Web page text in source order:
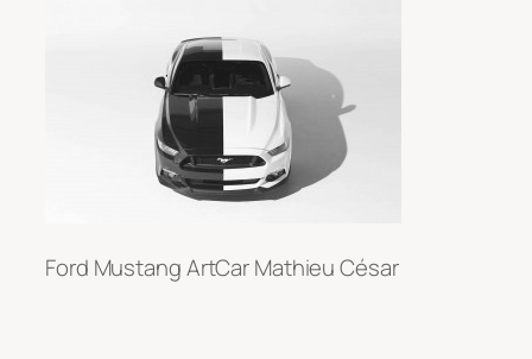
Ford Mustang ArtCar Mathieu César